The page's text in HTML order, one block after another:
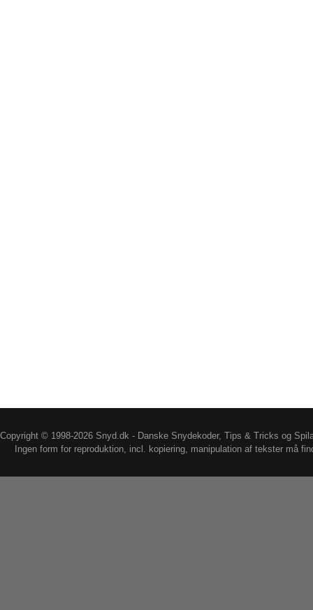
Copyright © 1998-2026 Snyd.dk - Danske Snydekoder, Tips & Tricks og
Ingen form for reproduktion, incl. kopiering, manipulation af tekster må